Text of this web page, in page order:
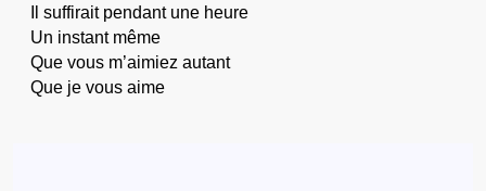
Il suffirait pendant une heure
Un instant même
Que vous m’aimiez autant
Que je vous aime